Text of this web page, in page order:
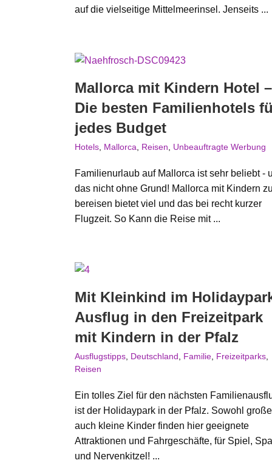
auf die vielseitige Mittelmeerinsel. Jenseits ...
Mallorca mit Kindern Hotel –
Die besten Familienhotels
jedes Budget
Hotels Mallorca Reisen Unbeauftragte Werbung
Familienurlaub auf Mallorca ist sehr beliebt -
das nicht ohne Grund! Mallorca mit Kindern zu
bereisen bietet viel und das bei recht kurzer
Flugzeit. So Kann die Reise mit ...
Mit Kleinkind im
Ausflug in den Freizeitpark
mit Kindern in der Pfalz
Ausflugstipps Deutschland Familie Freizeitparks
Reisen
Ein tolles Ziel für den nächsten
ist der Holidaypark in der Pfalz. Sowohl
auch kleine Kinder finden hier geeignete
Attraktionen und Fahrgeschäfte, für Spiel,
und Nervenkitzel! ...